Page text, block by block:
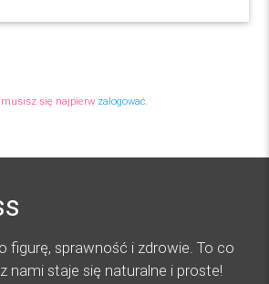
musisz się najpierw zalogować
figurę, sprawność i zdrowie. To co
nami staje się naturalne i proste!